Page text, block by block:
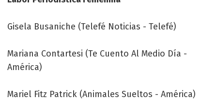
Gisela Busaniche (Telefé Noticias - Telefé)
Mariana Contartesi (Te Cuento Al Medio Día -
América)
Mariel Fitz Patrick (Animales Sueltos - América)